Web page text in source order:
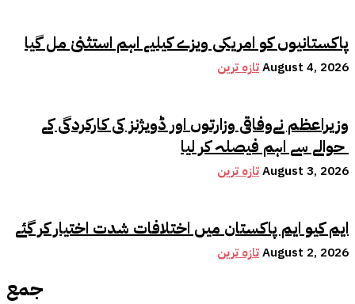
پاکستانیوں کو امریکی ویزے کیلیے اہم استثنیٰ مل گیا
تازہ ترینAugust 4, 2026
وزیراعظم نےوفاقی وزارتوں اور ڈویژنز کی کارکردگی کے
حوالے سے اہم فیصلہ کر لیا
تازہ ترینAugust 3, 2026
ایم کیو ایم پاکستان میں اختلافات شدت اختیار کر گئے
تازہ ترینAugust 2, 2026
جمع